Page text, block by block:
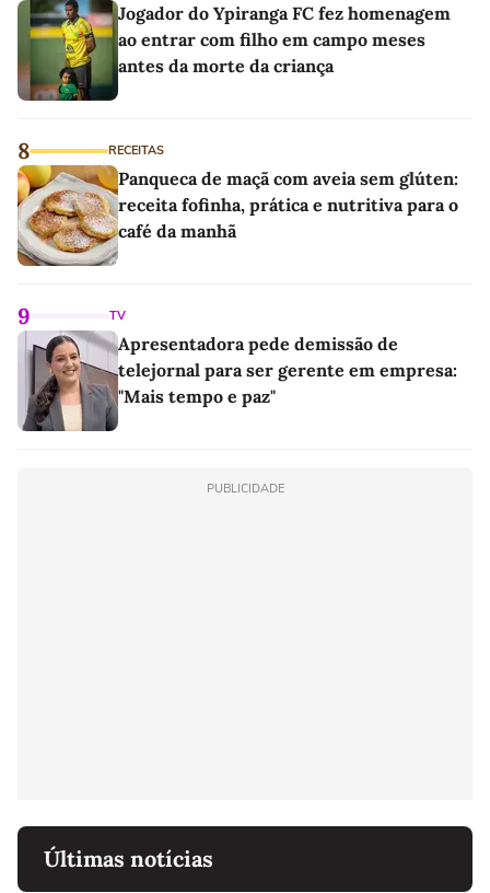
Jogador do Ypiranga FC fez homenagem
ao entrar com filho em campo meses
antes da morte da criança
8 RECEITAS
Panqueca de maçã com aveia sem glúten:
receita fofinha, prática e nutritiva para o
café da manhã
9 TV
Apresentadora pede demissão de
telejornal para ser gerente em empresa:
"Mais tempo e paz"
PUBLICIDADE
Últimas notícias